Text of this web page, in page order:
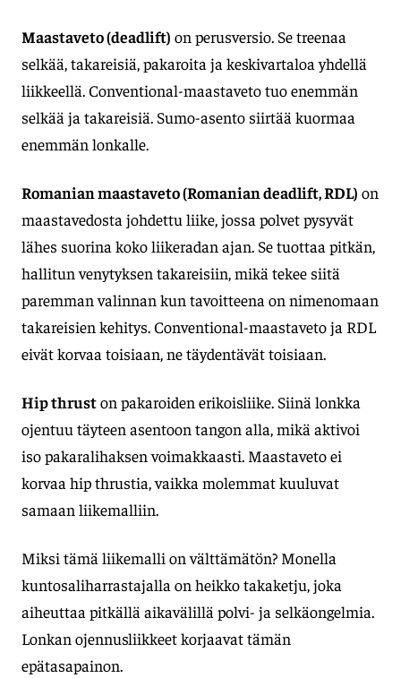
Maastaveto (deadlift) on perusversio. Se treenaa
selkää, takareisiä, pakaroita ja keskivartaloa yhdellä
liikkeellä. Conventional-maastaveto tuo enemmän
selkää ja takareisiä. Sumo-asento siirtää kuormaa
enemmän lonkalle.
Romanian maastaveto (Romanian deadlift, RDL) on
maastavedosta johdettu liike, jossa polvet pysyvät
lähes suorina koko liikeradan ajan. Se tuottaa pitkän,
hallitun venytyksen takareisiin, mikä tekee siitä
paremman valinnan kun tavoitteena on nimenomaan
takareisien kehitys. Conventional-maastaveto ja RDL
eivät korvaa toisiaan, ne täydentävät toisiaan.
Hip thruston pakaroiden erikoisliike. Siinä lonkka
ojentuu täyteen asentoon tangon alla, mikä aktivoi
iso pakaralihaksen voimakkaasti. Maastaveto ei
korvaa hip thrustia, vaikka molemmat kuuluvat
samaan liikemalliin.
Miksi tämä liikemalli on välttämätön? Monella
kuntosaliharrastajalla on heikko takaketju, joka
aiheuttaa pitkällä aikavälillä polvi- ja selkäongelmia.
Lonkan ojennusliikkeet korjaavat tämän
epätasapainon.